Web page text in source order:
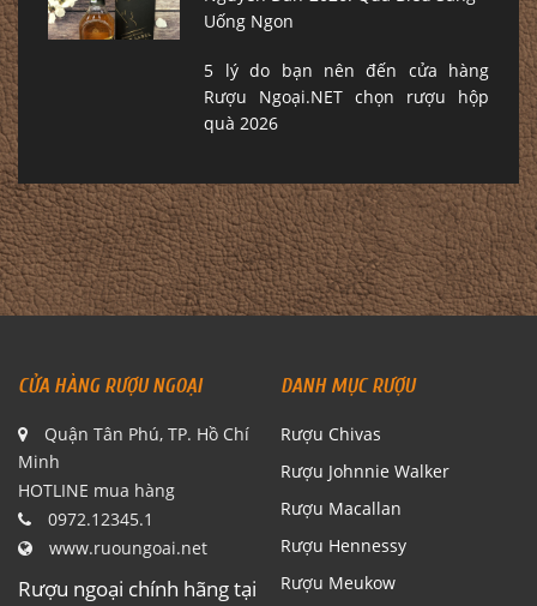
Uống Ngon
5 lý do bạn nên đến cửa hàng
Rượu Ngoại.NET chọn rượu hộp
quà 2026
CỬA HÀNG RƯỢU NGOẠI
Quận Tân Phú, TP. Hồ Chí
Minh
HOTLINE mua hàng
0972.12345.1
www.ruoungoai.net
Rượu ngoại chính hãng tại
DANH MỤC RƯỢU
Rượu Chivas
Rượu Johnnie Walker
Rượu Macallan
Rượu Hennessy
Rượu Meukow